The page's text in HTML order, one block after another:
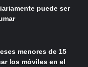
puede ser
menores de 15
los móviles en el